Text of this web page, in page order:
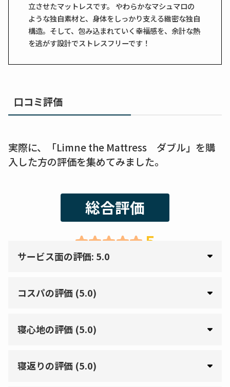
立させたマットレスです。 やわらかなマシュマロの
ような独自素材と、身体をしっかり支える緻密な独自
構造。そして、包み込まれていく幸福感を、余計な熱
を逃がす設計でストレスフリーです！
口コミ評価
実際に、「Limne the Mattress ダブル」を購
入した方の評価を集めてみました。
総合評価
5
サービス面の評価: 5.0
コスパの評価 (5.0)
寝心地の評価 (5.0)
寝返りの評価 (5.0)